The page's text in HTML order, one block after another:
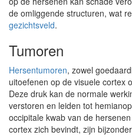
de omliggende structuren, wat
gezichtsveld.
Tumoren
Hersentumoren, zowel
uitoefenen op de visuele cortex
Deze druk kan de normale
verstoren en leiden tot
occipitale kwab van de
cortex zich bevindt, zijn